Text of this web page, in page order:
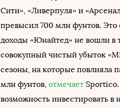
Сити», «Ливерпуля» и
превысил 700 млн фунтов. Это
доходы «Юнайтед» не вошли в
совокупный чистый убыток
сезоны, на которые повлияла
млн фунтов, отмечает Sportico.
возможность инвестировать в